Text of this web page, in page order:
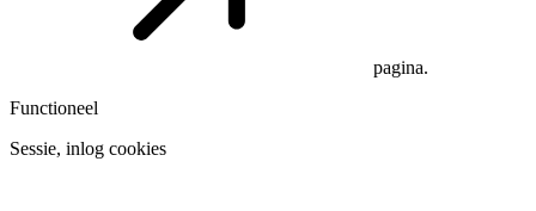
pagina.
Functioneel
Sessie, inlog cookies